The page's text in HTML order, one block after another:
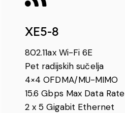
XE5-8
802.11ax Wi-Fi 6E
Pet radijskih sučelja
4×4 OFDMA/MU-MIMO
15.6 Gbps Max Data Rate
2 x 5 Gigabit Ethernet